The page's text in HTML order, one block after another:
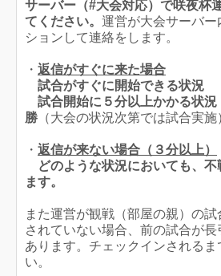
サーバー（#大会対応）で咲夜杯
てください。 運営が大会サーバ
ションして連絡をします。
・ 返信がすぐに来た場合
試合がすぐに開始できる
試合開始に５分以上かかる
勝 （大会の状況次第では試合実施
・ 返信が来ない場合（３分以上）
どのような状況においても、 不
ます。
また運営が観戦（部屋の親）の
されていない場合、前の試合が
あります。チェックインされるま
い。